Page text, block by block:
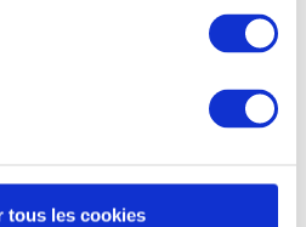
tous les cookies
nombreux articles pour les
outre le gobelet
mugs, assiettes ainsi qu’aux